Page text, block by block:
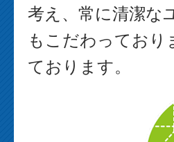
考え、常に清潔な
もこだわっており
ております。